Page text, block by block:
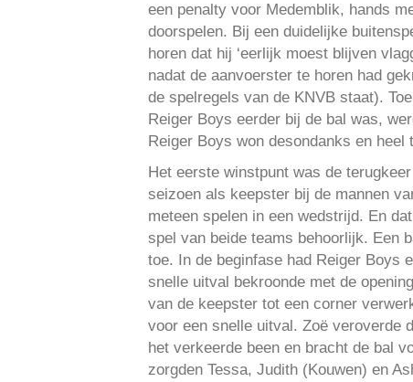
een penalty voor Medemblik, hands
doorspelen. Bij een duidelijke
horen dat hij ‘eerlijk moest blijven
nadat de aanvoerster te horen had
de spelregels van de KNVB staat).
Reiger Boys eerder bij de bal was,
Reiger Boys won desondanks en heel
Het eerste winstpunt was de
seizoen als keepster bij de mannen
meteen spelen in een wedstrijd. En
spel van beide teams behoorlijk. Een
toe. In de beginfase had Reiger Boys
snelle uitval bekroonde met de
van de keepster tot een corner
voor een snelle uitval. Zoë veroverde
het verkeerde been en bracht de bal
zorgden Tessa, Judith (Kouwen) en